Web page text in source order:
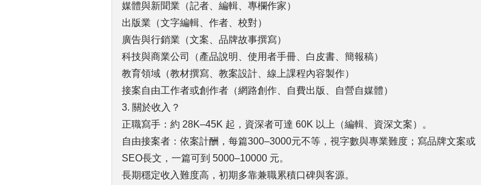
媒體與新聞業（記者、編輯、專欄作家）
出版業（文字編輯、作者、校對）
廣告與行銷業（文案、品牌故事撰寫）
科技與商業公司（產品說明、使用者手冊、白皮書、簡報稿）
教育領域（教材撰寫、教案設計、線上課程內容製作）
接案自由工作者或創作者（網路創作、自費出版、自營自媒體）
3. 關於收入？
正職寫手：約 28K–45K 起，資深者可達 60K 以上（編輯、資深文案）。
自由接案者：依案計酬，每篇300–3000元不等，視字數與專業難度；寫品牌文案或
SEO長文，一篇可到 5000–10000 元。
長期穩定收入難度高，初期多靠兼職累積口碑與客源。